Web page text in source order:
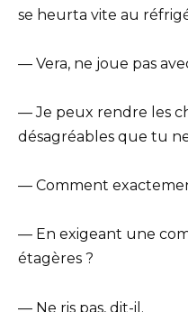
se heurta vite au
— Vera, ne joue pas
— Je peux rendre les
désagréables que tu
— Comment
— En exigeant une
étagères ?
— Ne ris pas, dit-il.